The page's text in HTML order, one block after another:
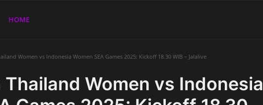
HOME
Women vs Indonesia Women SEA Games 2025: Kickoff 18.30 WIB – Jalalive
Women vs Indonesia